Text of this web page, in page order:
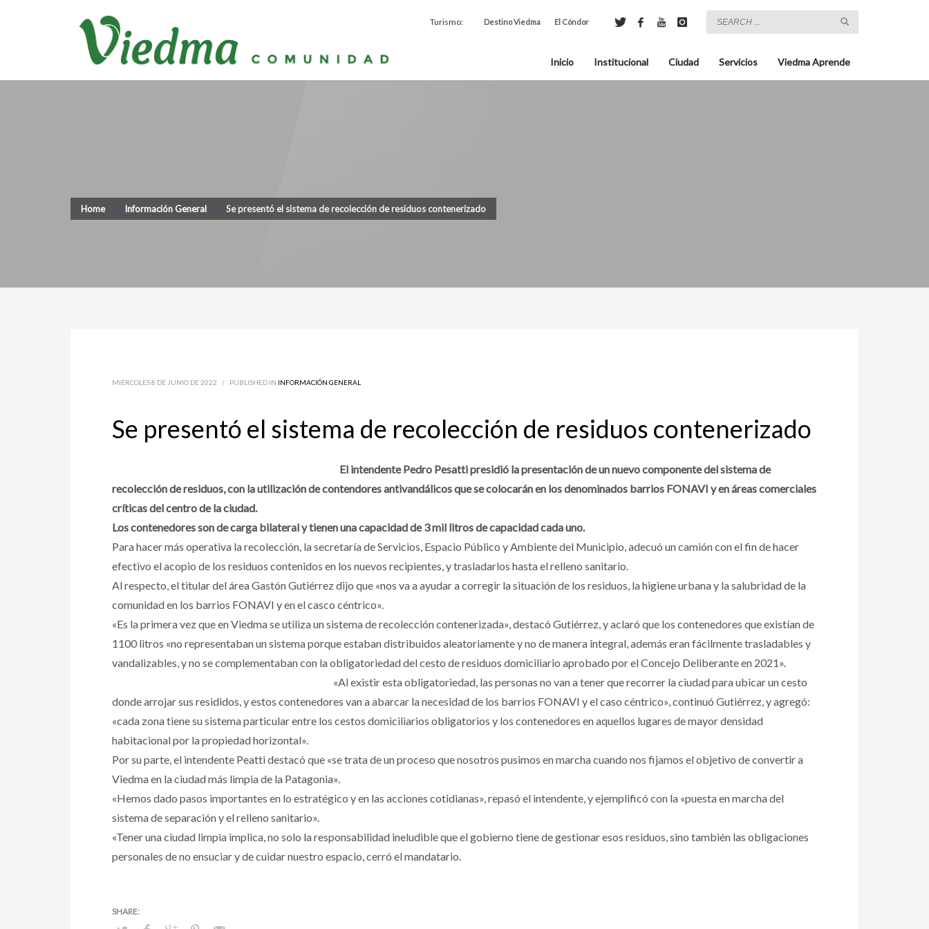
Turismo: Destino Viedma El Cóndor
Inicio Institucional Ciudad Servicios Viedma Aprende
Home Información General Se presentó el sistema de recolección de residuos contenerizado
MIÉRCOLES 8 DE JUNIO DE 2022 / PUBLISHED IN INFORMACIÓN GENERAL
Se presentó el sistema de recolección de residuos contenerizado
El intendente Pedro Pesatti presidió la presentación de un nuevo componente del sistema de
recolección de residuos, con la utilización de contendores antivandálicos que se colocarán en los denominados barrios FONAVI y en áreas comerciales
críticas del centro de la ciudad.
Los contenedores son de carga bilateral y tienen una capacidad de 3 mil litros de capacidad cada uno.
Para hacer más operativa la recolección, la secretaría de Servicios, Espacio Público y Ambiente del Municipio, adecuó un camión con el fin de hacer
efectivo el acopio de los residuos contenidos en los nuevos recipientes, y trasladarlos hasta el relleno sanitario.
Al respecto, el titular del área Gastón Gutiérrez dijo que «nos va a ayudar a corregir la situación de los residuos, la higiene urbana y la salubridad de la
comunidad en los barrios FONAVI y en el casco céntrico».
«Es la primera vez que en Viedma se utiliza un sistema de recolección contenerizada», destacó Gutiérrez, y aclaró que los contenedores que existían de
1100 litros «no representaban un sistema porque estaban distribuidos aleatoriamente y no de manera integral, además eran fácilmente trasladables y
vandalizables, y no se complementaban con la obligatoriedad del cesto de residuos domiciliario aprobado por el Concejo Deliberante en 2021».
«Al existir esta obligatoriedad, las personas no van a tener que recorrer la ciudad para ubicar un cesto
donde arrojar sus resididos, y estos contenedores van a abarcar la necesidad de los barrios FONAVI y el caso céntrico», continuó Gutiérrez, y agregó:
«cada zona tiene su sistema particular entre los cestos domiciliarios obligatorios y los contenedores en aquellos lugares de mayor densidad
habitacional por la propiedad horizontal».
Por su parte, el intendente Peatti destacó que «se trata de un proceso que nosotros pusimos en marcha cuando nos fijamos el objetivo de convertir a
Viedma en la ciudad más limpia de la Patagonia».
«Hemos dado pasos importantes en lo estratégico y en las acciones cotidianas», repasó el intendente, y ejemplificó con la «puesta en marcha del
sistema de separación y el relleno sanitario».
«Tener una ciudad limpia implica, no solo la responsabilidad ineludible que el gobierno tiene de gestionar esos residuos, sino también las obligaciones
personales de no ensuciar y de cuidar nuestro espacio, cerró el mandatario.